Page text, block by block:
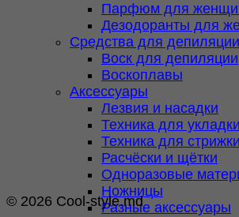
Парфюм для
Дезодоранты для
Средства для депиляции
Воск для депиляции
Воскоплавы
Аксессуары
Лезвия и насадки
Техника для укладки
Техника для стрижки
Расчёски и щётки
Одноразовые
Ножницы
Разные аксессуары
© 2026 Cool-style.md